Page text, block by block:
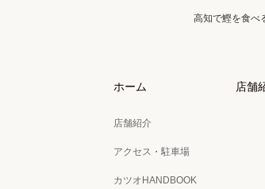
高知で鰹を食べ
ホーム
店舗紹介
アクセス・駐車場
カツオHANDBOOK
店舗